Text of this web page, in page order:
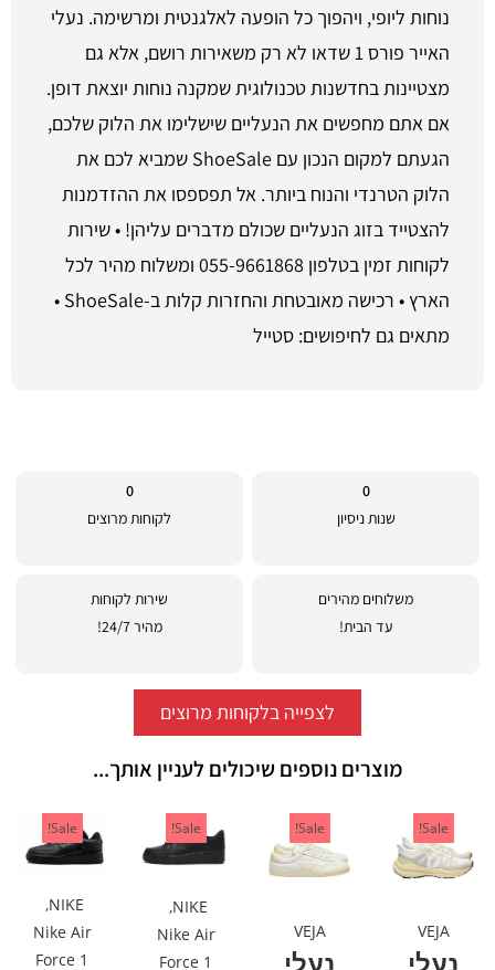
נוחות ליופי, ויהפוך כל הופעה לאלגנטית ומרשימה. נעלי
האייר פורס 1 שדאו לא רק משאירות רושם, אלא גם
מצטיינות בחדשנות טכנולוגית שמקנה נוחות יוצאת דופן.
אם אתם מחפשים את הנעליים שישלימו את הלוק שלכם,
הגעתם למקום הנכון עם ShoeSale שמביא לכם את
הלוק הטרנדי והנוח ביותר. אל תפספסו את ההזדמנות
להצטייד בזוג הנעליים שכולם מדברים עליהן! • שירות
לקוחות זמין בטלפון 055-9661868 ומשלוח מהיר לכל
הארץ • רכישה מאובטחת והחזרות קלות ב-ShoeSale •
מתאים גם לחיפושים: סטייל
0
שנות ניסיון
0
לקוחות מרוצים
משלוחים מהירים
עד הבית!
שירות לקוחות
מהיר 24/7!
לצפייה בלקוחות מרוצים
מוצרים נוספים שיכולים לעניין אותך...
Sale!
VEJA
Sale!
VEJA
Sale!
NIKE
,
Nike Air
Force 1
Sale!
NIKE
,
Nike Air
Force 1